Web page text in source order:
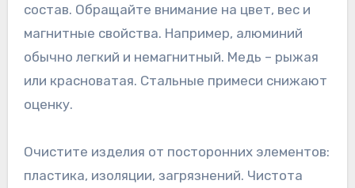
состав. Обращайте внимание на цвет, вес и
магнитные свойства. Например, алюминий
обычно легкий и немагнитный. Медь – рыжая
или красноватая. Стальные примеси снижают
оценку.
Очистите изделия от посторонних элементов:
пластика, изоляции, загрязнений. Чистота